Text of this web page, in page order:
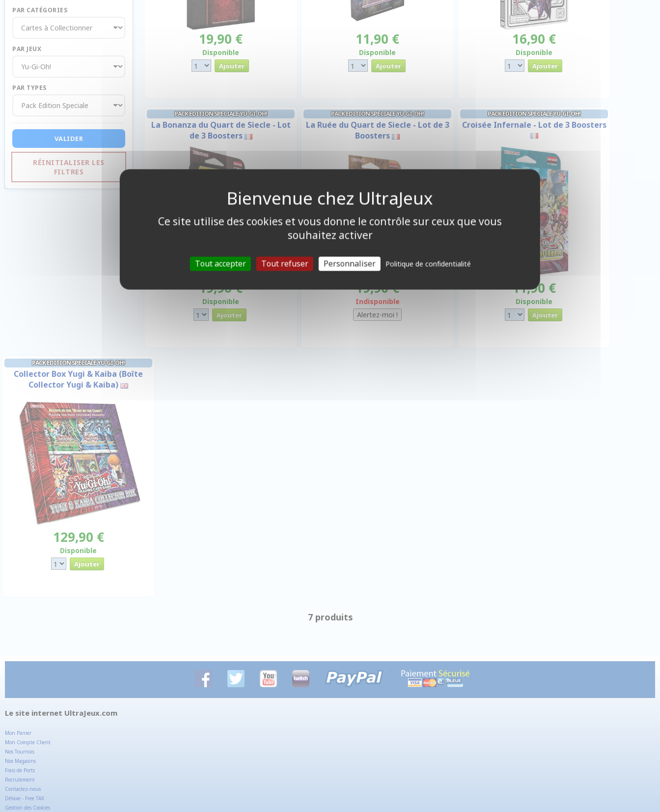
PAR CATÉGORIES
PAR JEUX
PAR TYPES
VALIDER
RÉINITIALISER LES
FILTRES
19,90 €
Disponible
11,90 €
Disponible
16,90 €
Disponible
PACK EDITION SPECIALE YU-GI-OH!
La Bonanza du Quart de Siecle - Lot
de 3 Boosters
19,90 €
Disponible
PACK EDITION SPECIALE YU-GI-OH!
La Ruée du Quart de Siecle - Lot de 3
Boosters
19,90 €
Indisponible
PACK EDITION SPECIALE YU-GI-OH!
Croisée Infernale - Lot de 3 Boosters
11,90 €
Disponible
PACK EDITION SPECIALE YU-GI-OH!
Collector Box Yugi & Kaiba (Boîte
Collector Yugi & Kaiba)
129,90 €
Disponible
7 produits
Le site internet UltraJeux.com
Mon Panier
Mon Compte Client
Nos Tournois
Nos Magasins
Frais de Ports
Recrutement
Contactez-nous
Détaxe - Free TAX
Gestion des Cookies
Ce site utilise des cookies et vous donne le contrôle sur ceux que vous
souhaitez activer
Tout accepter Tout refuser Personnaliser Politique de confidentialité